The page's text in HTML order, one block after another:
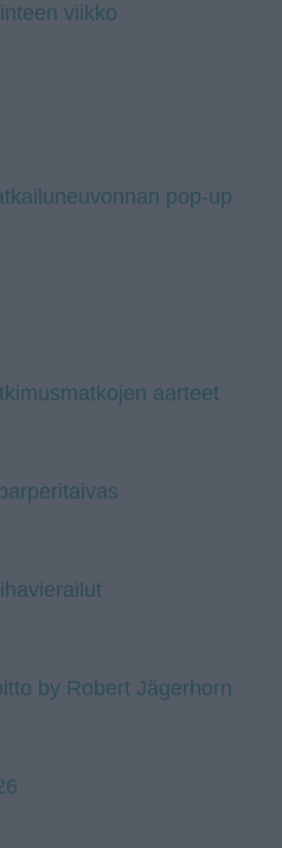
viikko
pop-up
aarteet
by Robert Jägerhorn